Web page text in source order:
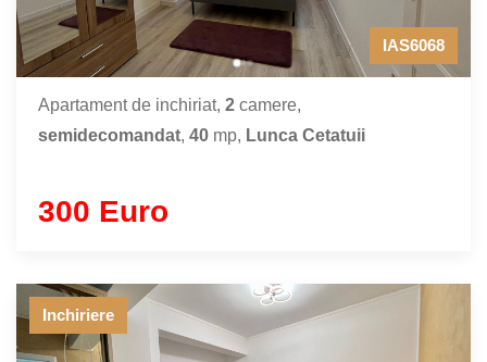
IAS6068
Apartament de inchiriat, 2 camere,
semidecomandat, 40 mp, Lunca Cetatuii
300 Euro
Inchiriere